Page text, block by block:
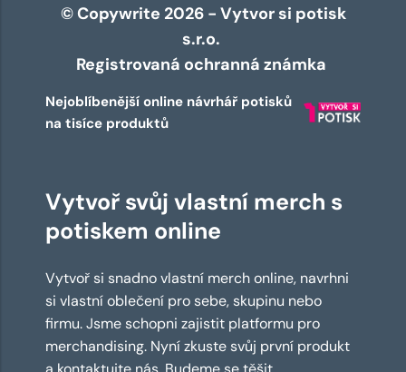
© Copywrite 2026 - Vytvor si potisk
s.r.o.
Registrovaná ochranná známka
Nejoblíbenější online návrhář potisků
na tisíce produktů
Vytvoř svůj vlastní merch s
potiskem online
Vytvoř si snadno vlastní merch online, navrhni
si vlastní oblečení pro sebe, skupinu nebo
firmu. Jsme schopni zajistit platformu pro
merchandising. Nyní zkuste svůj první produkt